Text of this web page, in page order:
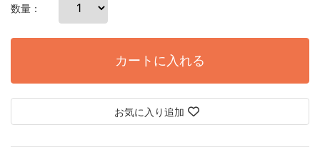
数量：
カートに入れる
お気に入り追加